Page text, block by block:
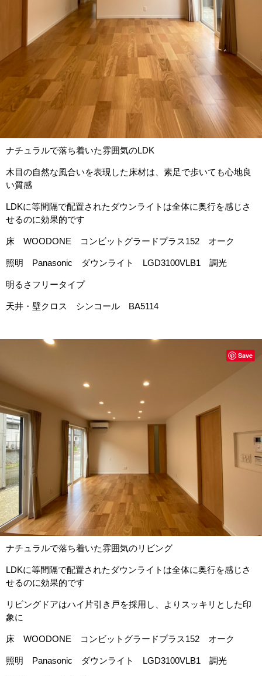
ナチュラルで落ち着いた雰囲気のLDK
木目の自然な風合いを表現した床材は、素足で歩いても心地良
い質感
LDKに等間隔で配置されたダウンライトは全体に奥行を感じさ
せるのに効果的です
床 WOODONE コンビットグラードプラス152 オーク
照明 Panasonic ダウンライト LGD3100VLB1 調光
明るさフリータイプ
天井・壁クロス シンコール BA5114
ナチュラルで落ち着いた雰囲気のリビング
LDKに等間隔で配置されたダウンライトは全体に奥行を感じさ
せるのに効果的です
リビングドアはハイ片引き戸を採用し、よりスッキリとした印
象に
床 WOODONE コンビットグラードプラス152 オーク
照明 Panasonic ダウンライト LGD3100VLB1 調光
Save